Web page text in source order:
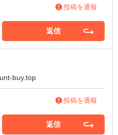
投稿を通報
返信
buy.top
投稿を通報
返信